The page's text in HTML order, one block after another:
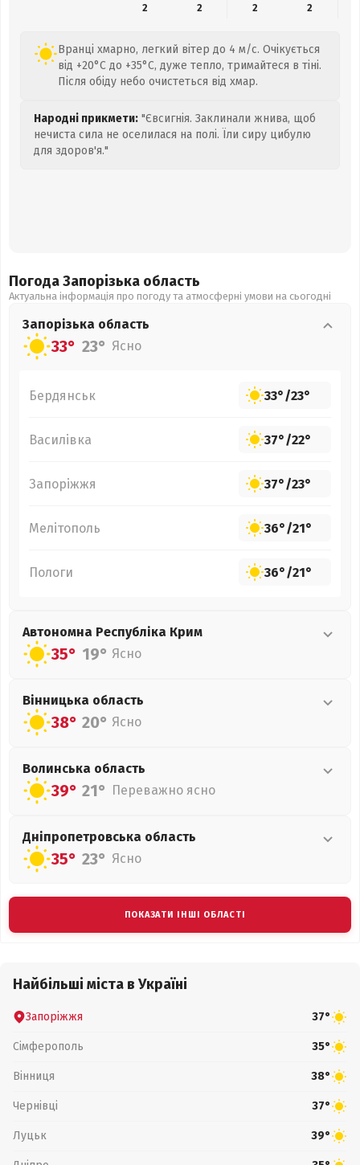
2
2 2 2
Вранці хмарно, легкий вітер до 4 м/с. Очікується
від +20°C до +35°C, дуже тепло, тримайтеся в тіні.
Після обіду небо очистеться від хмар.
Народні прикмети: "Євсигнія. Заклинали жнива, щоб
нечиста сила не оселилася на полі. Їли сиру цибулю
для здоров'я."
Погода Запорізька область
Актуальна інформація про погоду та атмосферні умови на сьогодні
Запорізька область
33° 23° Ясно
Бердянськ 33°/23°
Василівка 37°/22°
Запоріжжя 37°/23°
Мелітополь 36°/21°
Пологи 36°/21°
Автономна Республіка Крим
35° 19° Ясно
Вінницька область
38° 20° Ясно
Волинська область
39° 21° Переважно ясно
Дніпропетровська область
35° 23° Ясно
ПОКАЗАТИ ІНШІ ОБЛАСТІ
Найбільші міста в Україні
Запоріжжя 37°
Сімферополь 35°
Вінниця 38°
Чернівці 37°
Луцьк 39°